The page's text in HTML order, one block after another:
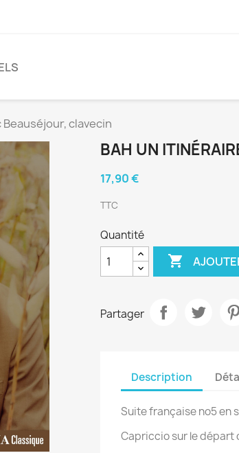
clavecin
BAH UN
17,90 €
TTC
Quantité

Partager
Description
Suite française no5 en
Capriccio sur le départ